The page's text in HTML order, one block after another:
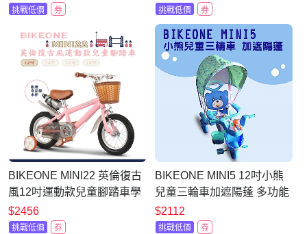
輔助輪三輪車
挑戰低價 券
愛清新小朋友交友神器
挑戰低價 券
BIKEONE MINI22 英倫復古
風12吋運動款兒童腳踏車學
生單車入門款男童女童幼兒
輔助輪三輪車
$2456
挑戰低價 券
BIKEONE MINI5 12吋小熊
兒童三輪車加遮陽蓬 多功能
親子後控可推騎三輪車
$2112
挑戰低價 券